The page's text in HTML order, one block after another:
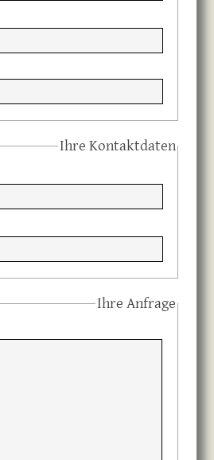
Ihre Kontaktdaten
Ihre Anfrage